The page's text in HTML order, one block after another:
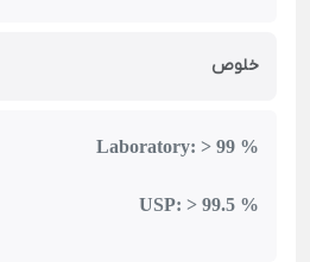
خلوص
Laboratory: > 99 %
USP: > 99.5 %